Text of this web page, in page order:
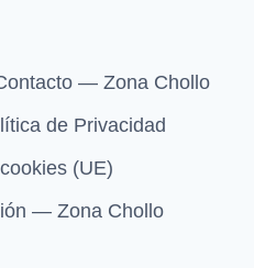
— Zona Chollo
de Privacidad
(UE)
— Zona Chollo